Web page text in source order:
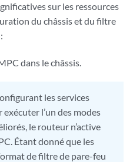
sur les ressources
du châssis et du filtre
dans le châssis.
les services
l’un des modes
le routeur n’active
Étant donné que les
de filtre de pare-feu